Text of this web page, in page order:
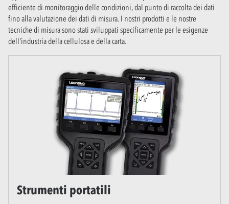
efficiente di monitoraggio delle condizioni, dal punto di raccolta dei dati
fino alla valutazione dei dati di misura. I nostri prodotti e le nostre
tecniche di misura sono stati sviluppati specificamente per le esigenze
dell'industria della cellulosa e della carta.
Strumenti portatili